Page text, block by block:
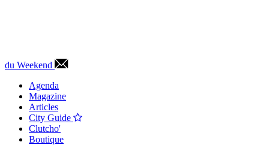
du Weekend
Agenda
Magazine
Articles
City Guide
Clutcho'
Boutique